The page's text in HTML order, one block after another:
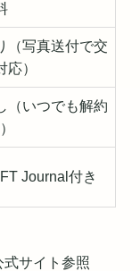
（写真送付で交
応）
（いつでも解約
Journal付き
サイト参照